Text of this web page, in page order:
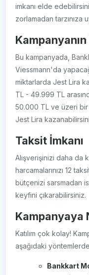
imkanı elde
zorlamadan tarzınıza
Bu kampanyada,
Viessmann'da
miktarlarda Jest Lira
TL - 49.999 TL
50.000 TL ve üzeri bir
Jest Lira
Taksit İmkanı
Alışverişinizi daha da
harcamalarınızı 12
bütçenizi sarsmadan
keyfini çıkarabilirsiniz.
Kampanyaya
Katılım çok kolay!
aşağıdaki
Bankkart